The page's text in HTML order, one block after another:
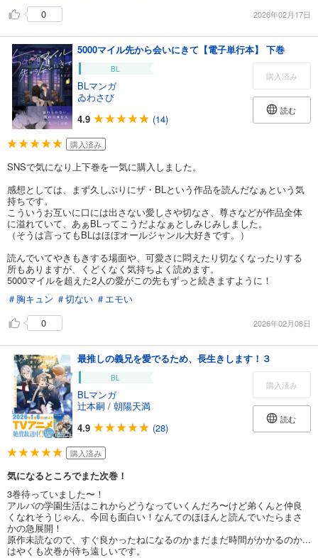
0
2026年02月17日
5000マイル先から会いにきて【電子単行本】 下巻
BL
BLマンガ
ゐわさび
4.9
(14)
購入済み
読む
購入済み
SNSで気になり上下巻を一気に購入しました。
感想としては、まず久しぶりにザ・BLという作品を読んだなぁという気
持ちです。
こういうお互いに口には出さない愛しさや切なさ、尊さなどが作品全体
に溢れていて、あぁBLってこうだよなぁとしみじみしました。
（そうは言ってもBLはほぼオールジャンル大好きです。）
読んでいてやきもきする場面や、可愛さに悶えたり切なくなったりする
所もありますが、くどくなく気持ちよく読めます。
5000マイルを超えた2人の愛がこの先もずっと続きますように！
＃胸キュン ＃切ない ＃エモい
0
2026年02月08日
最推しの義兄を愛でるため、長生きします！３
BL
BLマンガ
辻本嗣 / 朝陽天満
4.9
(28)
購入済み
読む
購入済み
気になるところでまた次巻！
3巻待っていました〜！
アルバの学園生活はこれからどうなっていくんだろ〜けど弟くんと仲良
くなれそうじゃん、今回も面白い！なんてのほほんと読んでいたらまさ
かの急展開！
原作未読なので、すぐ良かったねになるのかまだまだ時間がかかるのか...
はやくも次巻が待ち遠しいです。